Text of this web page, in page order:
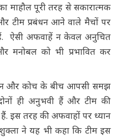
माहौल पूरी तरह से सकारात्मक
टीम प्रबंधन आने वाले मैचों पर
ऐसी अफवाहें न केवल अनुचित
मनोबल को भी प्रभावित कर
और कोच के बीच आपसी समझ
ही अनुभवी हैं और टीम की
इस तरह की अफवाहों पर ध्यान
ने यह भी कहा कि टीम इस